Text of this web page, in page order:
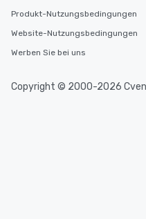
Produkt-Nutzungsbedingungen
Website-Nutzungsbedingungen
Werben Sie bei uns
Copyright © 2000-2026